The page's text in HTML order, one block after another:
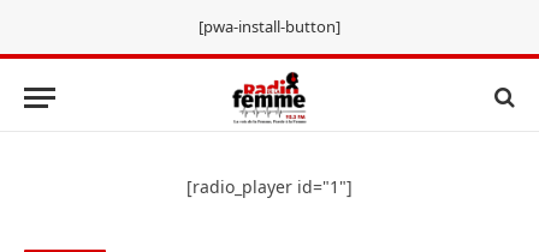
[pwa-install-button]
[radio_player id="1"]